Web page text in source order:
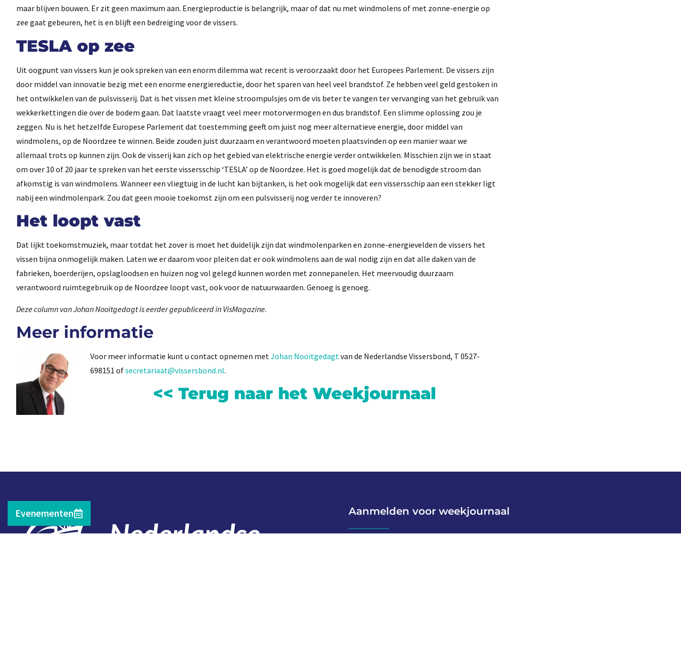
maar blijven bouwen. Er zit geen maximum aan. Energieproductie is belangrijk, maar of dat nu met windmolens of met zonne-energie op
zee gaat gebeuren, het is en blijft een bedreiging voor de vissers.
TESLA op zee
Uit oogpunt van vissers kun je ook spreken van een enorm dilemma wat recent is veroorzaakt door het Europees Parlement. De vissers zijn
door middel van innovatie bezig met een enorme energiereductie, door het sparen van heel veel brandstof. Ze hebben veel geld gestoken in
het ontwikkelen van de pulsvisserij. Dat is het vissen met kleine stroompulsjes om de vis beter te vangen ter vervanging van het gebruik van
wekkerkettingen die over de bodem gaan. Dat laatste vraagt veel meer motorvermogen en dus brandstof. Een slimme oplossing zou je
zeggen. Nu is het hetzelfde Europese Parlement dat toestemming geeft om juist nog meer alternatieve energie, door middel van
windmolens, op de Noordzee te winnen. Beide zouden juist duurzaam en verantwoord moeten plaatsvinden op een manier waar we
allemaal trots op kunnen zijn. Ook de visserij kan zich op het gebied van elektrische energie verder ontwikkelen. Misschien zijn we in staat
om over 10 of 20 jaar te spreken van het eerste vissersschip ‘TESLA’ op de Noordzee. Het is goed mogelijk dat de benodigde stroom dan
afkomstig is van windmolens. Wanneer een vliegtuig in de lucht kan bijtanken, is het ook mogelijk dat een vissersschip aan een stekker ligt
nabij een windmolenpark. Zou dat geen mooie toekomst zijn om een pulsvisserij nog verder te innoveren?
Het loopt vast
Dat lijkt toekomstmuziek, maar totdat het zover is moet het duidelijk zijn dat windmolenparken en zonne-energievelden de vissers het
vissen bijna onmogelijk maken. Laten we er daarom voor pleiten dat er ook windmolens aan de wal nodig zijn en dat alle daken van de
fabrieken, boerderijen, opslagloodsen en huizen nog vol gelegd kunnen worden met zonnepanelen. Het meervoudig duurzaam
verantwoord ruimtegebruik op de Noordzee loopt vast, ook voor de natuurwaarden. Genoeg is genoeg.
Deze column van Johan Nooitgedagt is eerder gepubliceerd in VisMagazine.
Meer informatie
Voor meer informatie kunt u contact opnemen met Johan Nooitgedagt van de Nederlandse Vissersbond, T 0527-
698151 ofsecretariaat@vissersbond.nl.
<< Terug naar het Weekjournaal
Evenementen Aanmelden voor weekjournaal